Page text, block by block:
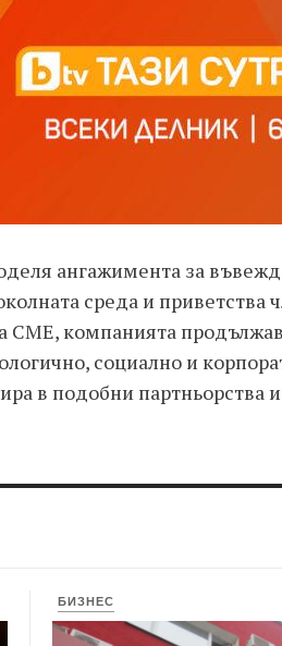
ангажимента за
среда и приветства
CME, компанията
социално и
в подобни партньорства
БИЗНЕС